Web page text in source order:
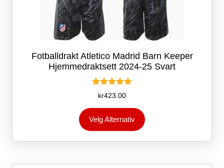
Fotballdrakt Atletico Madrid Barn Keeper
Hjemmedraktsett 2024-25 Svart
Vurdert
5.00
av 5
kr423.00
Velg Alternativ
produktet
flere
Alternativene